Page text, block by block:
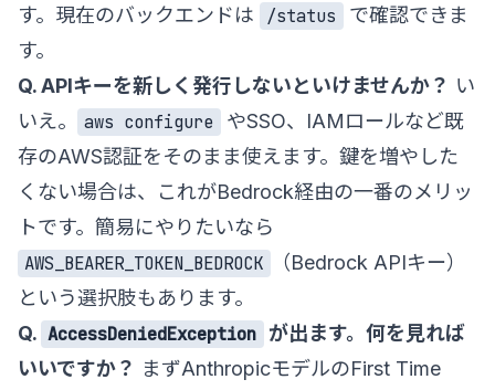
す。現在のバックエンドは
/status
で確認できま
す。
Q. APIキーを新しく発行しないといけませんか？ い
いえ。
aws configure
やSSO、IAMロールなど既
存のAWS認証をそのまま使えます。鍵を増やした
くない場合は、これがBedrock経由の一番のメリッ
トです。簡易にやりたいなら
AWS_BEARER_TOKEN_BEDROCK
（Bedrock APIキー）
という選択肢もあります。
Q. AccessDeniedException が出ます。何を見れば
いいですか？ まずAnthropicモデルのFirst Time